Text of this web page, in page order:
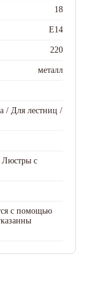
18
E14
220
металл
/ Для лестниц /
Люстры с
с помощью